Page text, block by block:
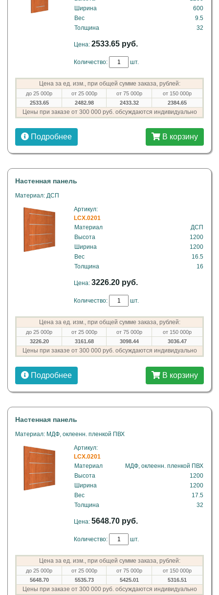
Ширина
600
Вес
9.5
Толщина
32
Цена: 2533.65 руб.
Количество: шт.
Цена за ед. изм., при общей сумме заказа, рублей:
до 25 000р от 25 000р от 75 000р
от 150 000р
2533.65
2482.98 2433.32 2384.65
Цены при заказе от 300 000 руб. обсуждаются индивидуально
Подробнее В корзину
Настенная панель
Материал: ДСП
Артикул:
LCX.0201
Материал
ДСП
Высота
1200
Ширина
1200
Вес
16.5
Толщина
16
Цена: 3226.20 руб.
Количество: шт.
Цена за ед. изм., при общей сумме заказа, рублей:
до 25 000р от 25 000р от 75 000р
от 150 000р
3226.20
3161.68 3098.44 3036.47
Цены при заказе от 300 000 руб. обсуждаются индивидуально
Подробнее В корзину
Настенная панель
Материал: МДФ, оклеенн. пленкой ПВХ
Артикул:
LCX.0201
Материал
МДФ, оклеенн. пленкой ПВХ
Высота
1200
Ширина
1200
Вес
17.5
Толщина
32
Цена: 5648.70 руб.
Количество: шт.
Цена за ед. изм., при общей сумме заказа, рублей:
до 25 000р от 25 000р от 75 000р
от 150 000р
5648.70
5535.73 5425.01 5316.51
Цены при заказе от 300 000 руб. обсуждаются индивидуально